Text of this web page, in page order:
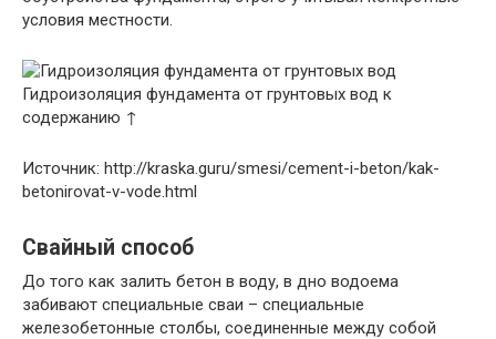
условия местности.
Гидроизоляция фундамента от грунтовых вод к
содержанию ↑
Источник: http://kraska.guru/smesi/cement-i-beton/kak-
betonirovat-v-vode.html
Свайный способ
До того как залить бетон в воду, в дно водоема
забивают специальные сваи – специальные
железобетонные столбы, соединенные между собой